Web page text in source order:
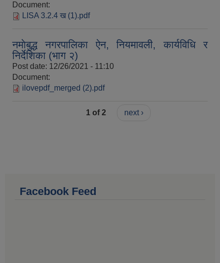
Document:
LISA 3.2.4 ख (1).pdf
नमाेबुद्ध नगरपालिका ऐन, नियमावली, कार्यविधि र
निर्देशिका (भाग २)
Post date: 12/26/2021 - 11:10
Document:
ilovepdf_merged (2).pdf
1 of 2 next ›
Facebook Feed